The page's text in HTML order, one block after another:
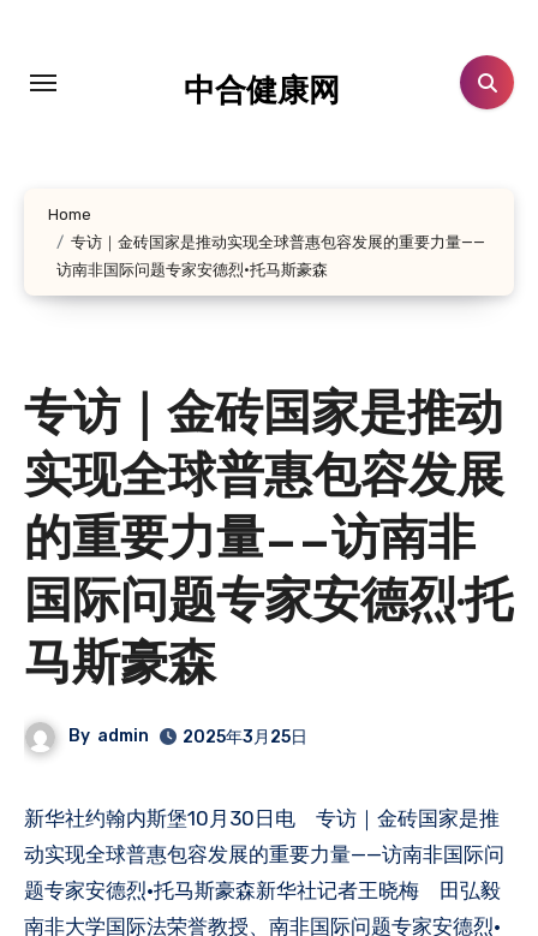
中合健康网
Home
专访｜金砖国家是推动实现全球普惠包容发展的重要力量——
访南非国际问题专家安德烈·托马斯豪森
专访｜金砖国家是推动
实现全球普惠包容发展
的重要力量——访南非
国际问题专家安德烈·托
马斯豪森
By admin 2025年3月25日
新华社约翰内斯堡10月30日电 专访｜金砖国家是推
动实现全球普惠包容发展的重要力量——访南非国际问
题专家安德烈·托马斯豪森新华社记者王晓梅 田弘毅
南非大学国际法荣誉教授、南非国际问题专家安德烈·